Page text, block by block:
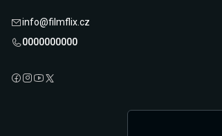
info@filmflix.cz
0000000000